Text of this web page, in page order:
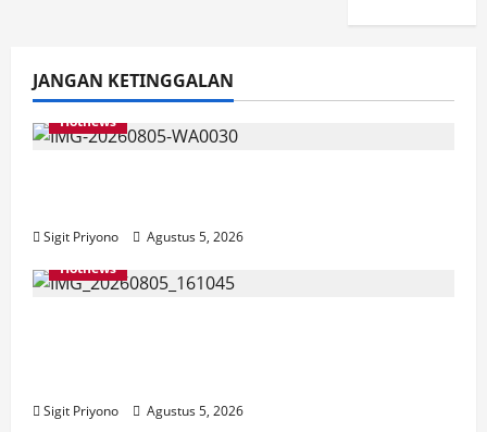
JANGAN KETINGGALAN
Hotnews
Sigit Priyono
Agustus 5, 2026
Hotnews
Sigit Priyono
Agustus 5, 2026